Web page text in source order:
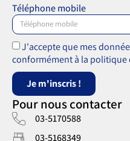
Pour nous contacter
03-5170588
03-5168349
Téléphone mobile
J'accepte que mes
conformément à la
Je m'inscris !